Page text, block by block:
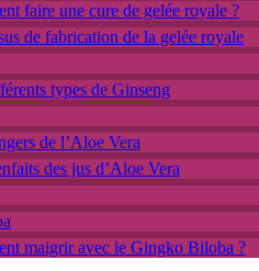
faire une cure de gelée royale ?
de fabrication de la gelée royale
types de Ginseng
de l’Aloe Vera
des jus d’Aloe Vera
maigrir avec le Gingko Biloba ?